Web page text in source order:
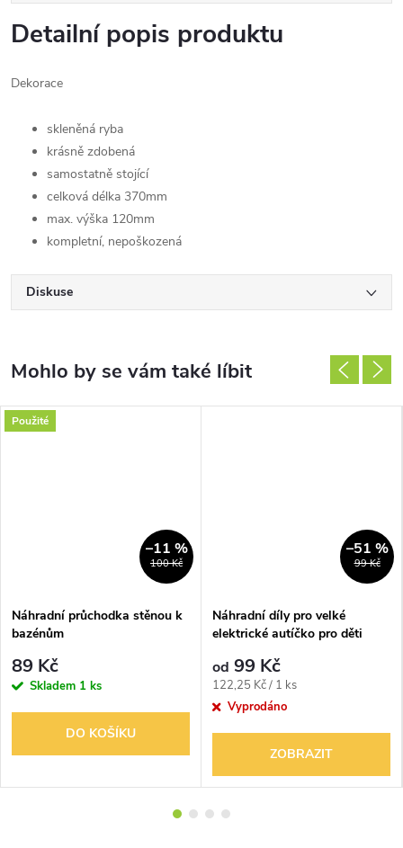
Detailní popis produktu
Dekorace
skleněná ryba
krásně zdobená
samostatně stojící
celková délka 370mm
max. výška 120mm
kompletní, nepoškozená
Diskuse
Použité
100 Kč
–11 %
Náhradní průchodka stěnou k
bazénům
89 Kč
Skladem 1 ks
DO KOŠÍKU
99 Kč
–51 %
Náhradní díly pro velké
elektrické autíčko pro děti
od 99 Kč
Měrná
cena:
122,25 Kč / 1 ks
Vyprodáno
ZOBRAZIT